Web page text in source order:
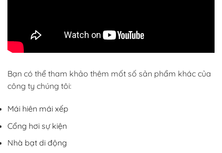
Bạn có thể tham khảo thêm mốt số sản phẩm khác của
công ty chúng tôi:
Mái hiên mái xếp
Cổng hơi sự kiện
Nhà bạt di động